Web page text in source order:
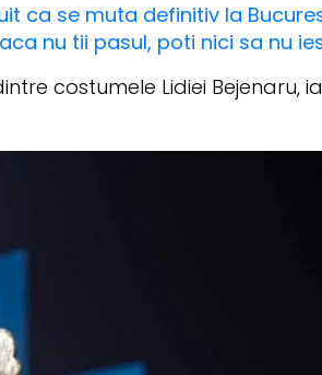
ca se muta definitiv la
nu tii pasul, poti nici sa nu
costumele Lidiei Bejenaru,